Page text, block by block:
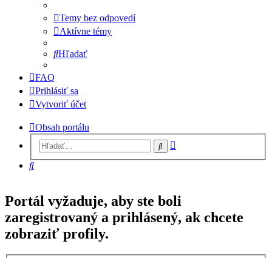
Temy bez odpovedí
Aktívne témy
Hľadať
FAQ
Prihlásiť sa
Vytvoriť účet
Obsah portálu
Hľadať
Hľadať
Portál vyžaduje, aby ste boli
zaregistrovaný a prihlásený, ak chcete
zobraziť profily.